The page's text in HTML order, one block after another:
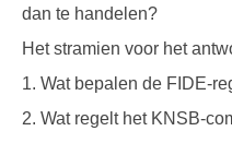
dan te handelen?
Het stramien voor het
1. Wat bepalen de FIDE-
2. Wat regelt het KNSB-